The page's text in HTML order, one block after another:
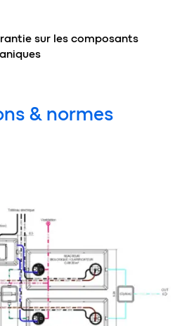
sur les composants
& normes